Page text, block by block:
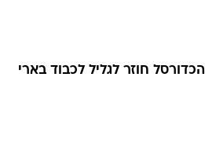
הכדורסל חוזר לגליל לכבוד בארי